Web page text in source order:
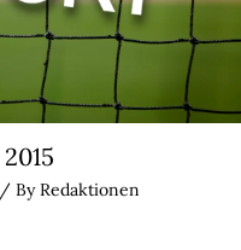
/ ByRedaktionen